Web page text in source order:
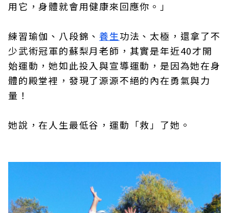
用它，身體就會用健康來回應你。」
練習瑜伽、八段錦、養生功法、太極，還拿了不
少武術冠軍的蘇梨月老師，其實是年近40才開
始運動，她如此投入與宣導運動，是因為她在身
體的殿堂裡，發現了源源不絕的內在勇氣與力
量！
她說，在人生最低谷，運動「救」了她。